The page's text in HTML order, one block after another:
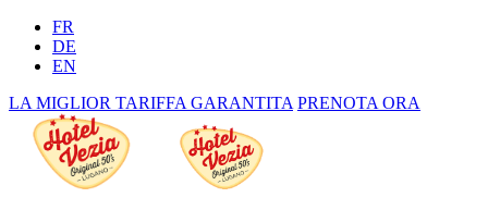
FR
DE
EN
LA MIGLIOR TARIFFA GARANTITA PRENOTA ORA